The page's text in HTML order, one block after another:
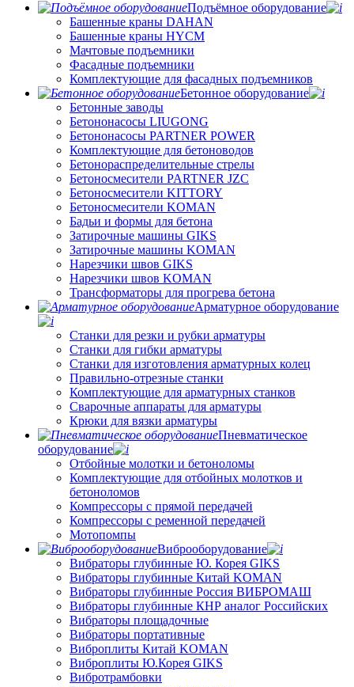
Подъёмное оборудование
Башенные краны DAHAN
Башенные краны HYCM
Мачтовые подъемники
Фасадные подъемники
Комплектующие для фасадных подъемников
Бетонное оборудование
Бетонные заводы
Бетононасосы LIUGONG
Бетононасосы PARTNER POWER
Комплектующие для бетоноводов
Бетонораспределительные стрелы
Бетоносмесители PARTNER JZC
Бетоносмесители KITTORY
Бетоносмесители KOMAN
Бадьи и формы для бетона
Затирочные машины GIKS
Затирочные машины KOMAN
Нарезчики швов GIKS
Нарезчики швов KOMAN
Трансформаторы для прогрева бетона
Арматурное оборудование
Станки для резки и рубки арматуры
Станки для гибки арматуры
Станки для изготовления арматурных колец
Правильно-отрезные станки
Комплектующие для арматурных станков
Сварочные аппараты для арматуры
Крюки для вязки арматуры
Пневматическое
оборудование
Отбойные молотки и бетоноломы
Комплектующие для отбойных молотков и
бетоноломов
Компрессоры с прямой передачей
Компрессоры с ременной передачей
Мотопомпы
Виброоборудование
Вибраторы глубинные Ю. Корея GIKS
Вибраторы глубинные Китай KOMAN
Вибраторы глубинные Россия ВИБРОМАШ
Вибраторы глубинные КНР аналог Российских
Вибраторы площадочные
Вибраторы портативные
Виброплиты Китай KOMAN
Виброплиты Ю.Корея GIKS
Вибротрамбовки